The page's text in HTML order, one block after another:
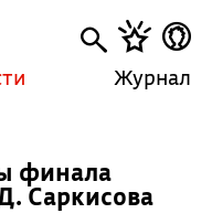
Журнал
финала
Саркисова